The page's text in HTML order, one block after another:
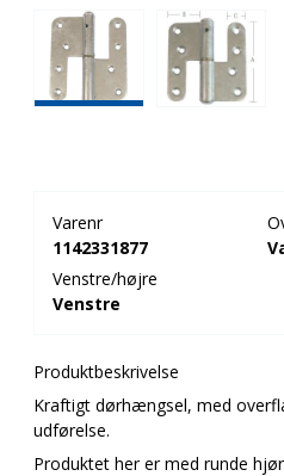
Varenr
1142331877
Venstre/højre
Venstre
Produktbeskrivelse
Kraftigt dørhængsel, med
udførelse.
Produktet her er med runde